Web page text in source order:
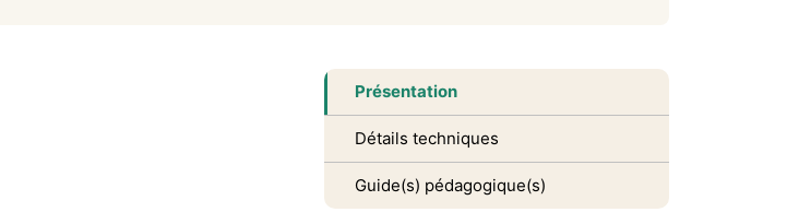
Présentation
Détails techniques
Guide(s) pédagogique(s)